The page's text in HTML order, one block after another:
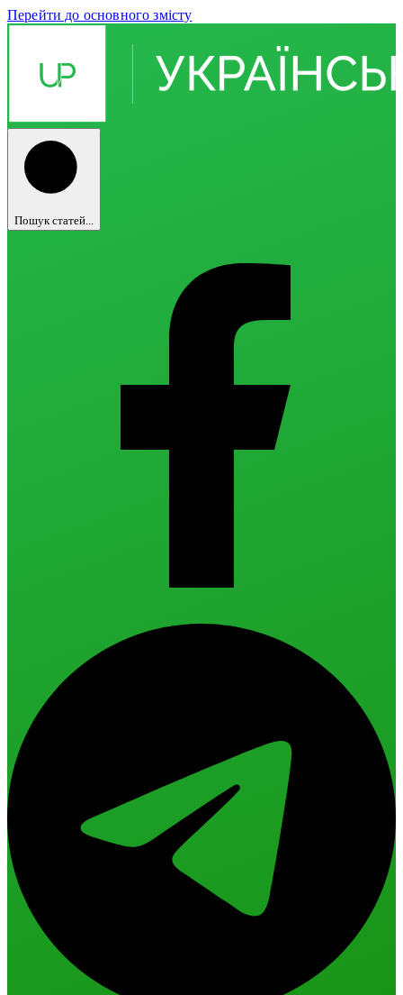
Перейти до основного змісту
Пошук статей...